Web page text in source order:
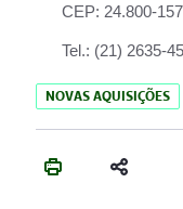
CEP: 24.800-157
Tel.: (21) 2635-
NOVAS AQUISIÇÕES